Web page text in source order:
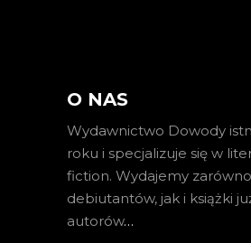
O NAS
Wydawnictwo Dowody
roku i specjalizuje się w
fiction. Wydajemy zarówno
debiutantów, jak i książki
autorów…